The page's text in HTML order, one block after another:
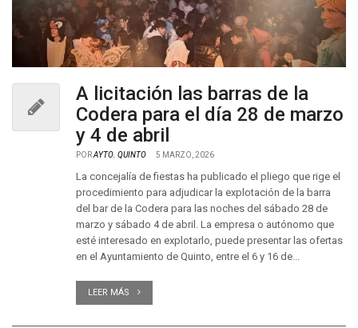
A licitación las barras de la
Codera para el día 28 de marzo
y 4 de abril
PORAYTO. QUINTO 5 MARZO, 2026
La concejalía de fiestas ha publicado el pliego que rige el
procedimiento para adjudicar la explotación de la barra
del bar de la Codera para las noches del sábado 28 de
marzo y sábado 4 de abril. La empresa o autónomo que
esté interesado en explotarlo, puede presentar las ofertas
en el Ayuntamiento de Quinto, entre el 6 y 16 de...
LEER MÁS